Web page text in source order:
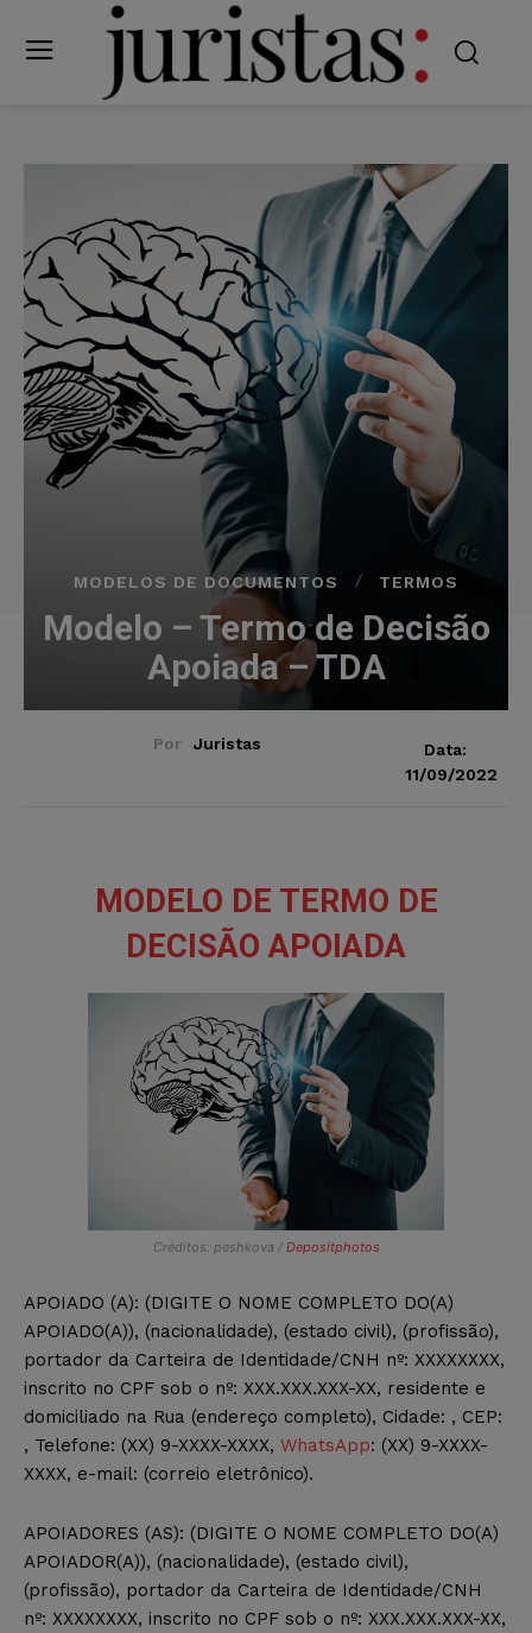
MODELOS DE DOCUMENTOS TERMOS
Modelo – Termo de Decisão
Apoiada – TDA
Por Juristas
Data:
11/09/2022
MODELO DE TERMO DE
DECISÃO APOIADA
Créditos: peshkova / Depositphotos
APOIADO (A): (DIGITE O NOME COMPLETO DO(A)
APOIADO(A)), (nacionalidade), (estado civil), (profissão),
portador da Carteira de Identidade/CNH nº: XXXXXXXX,
inscrito no CPF sob o nº: XXX.XXX.XXX-XX, residente e
domiciliado na Rua (endereço completo), Cidade: , CEP:
, Telefone: (XX) 9-XXXX-XXXX, WhatsApp: (XX) 9-XXXX-
XXXX, e-mail: (correio eletrônico).
APOIADORES (AS): (DIGITE O NOME COMPLETO DO(A)
APOIADOR(A)), (nacionalidade), (estado civil),
(profissão), portador da Carteira de Identidade/CNH
nº: XXXXXXXX, inscrito no CPF sob o nº: XXX.XXX.XXX-XX,